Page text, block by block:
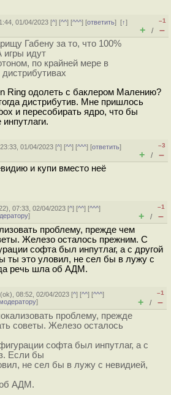
01/04/2023 [^] [^^] [^^^] [ответить][↑]
–1
+ / –
Габену за то, что 100%
идут
по крайней мере в
Ring одолеть с баклером Малению?
дистрибутив. Мне пришлось
и пересобирать ядро, что бы
01/04/2023 [^] [^^] [^^^] [ответить]
–3
+ / –
и купи вместо неё
), 07:33, 02/04/2023 [^] [^^] [^^^]
]
–1
+ / –
проблему, прежде чем
Железо осталось прежним. С
софта был инпутлаг, а с другой
ты это уловил, не сел бы в лужу с
речь шла об АДМ.
(ok), 08:52, 02/04/2023 [^] [^^] [^^^]
]
–1
+ / –
проблему, прежде
советы. Железо осталось
софта был инпутлаг, а с
Если бы
не сел бы в лужу с невидией,
АДМ.